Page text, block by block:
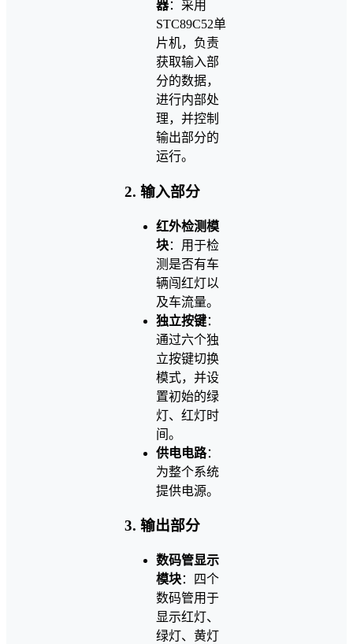
器：采用
STC89C52单
片机，负责
获取输入部
分的数据，
进行内部处
理，并控制
输出部分的
运行。
2. 输入部分
红外检测模
块：用于检
测是否有车
辆闯红灯以
及车流量。
独立按键：
通过六个独
立按键切换
模式，并设
置初始的绿
灯、红灯时
间。
供电电路：
为整个系统
提供电源。
3. 输出部分
数码管显示
模块：四个
数码管用于
显示红灯、
绿灯、黄灯